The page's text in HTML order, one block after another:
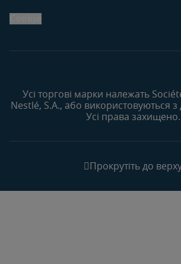
Усі торгові марки належать
Nestlé, S.A., або використовуються
Усі права захищено.
Прокрутіть до